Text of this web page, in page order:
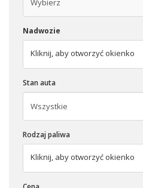
Nadwozie
Kliknij, aby otworzyć okienko
Stan auta
Rodzaj paliwa
Kliknij, aby otworzyć okienko